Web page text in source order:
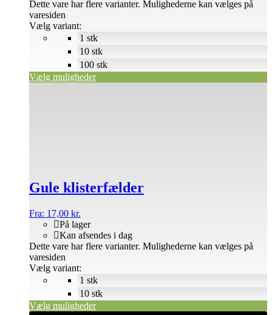
Vælg variant:
Vælg muligheder
Dette vare har flere varianter. Mulighederne kan vælges på
varesiden
1 stk
10 stk
100 stk
Gule klisterfælder
Fra: 17,00 kr.
På lager
Kan afsendes i dag
Vælg variant:
Vælg muligheder
Dette vare har flere varianter. Mulighederne kan vælges på
varesiden
1 stk
10 stk